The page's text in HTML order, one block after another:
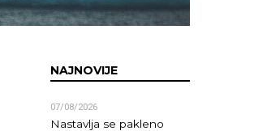
NAJNOVIJE
07/08/2026
Nastavlja se pakleno